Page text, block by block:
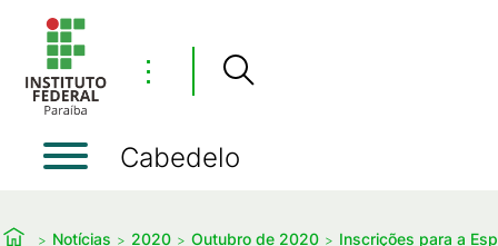
⋮
Cabedelo
Notícias 2020 Outubro de 2020 Inscrições para a